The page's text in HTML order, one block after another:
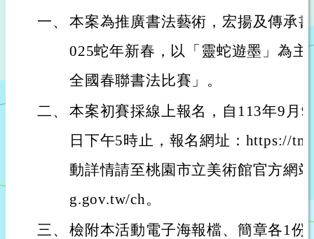
一、 本案為推廣書法藝術，宏揚及傳承
025蛇年新春，以「靈蛇遊墨」為
全國春聯書法比賽」。
二、 本案初賽採線上報名，自113年9月
日下午5時止，報名網址：https://
動詳情請至桃園市立美術館官方網
g.gov.tw/ch。
三、 檢附本活動電子海報檔、簡章各1份